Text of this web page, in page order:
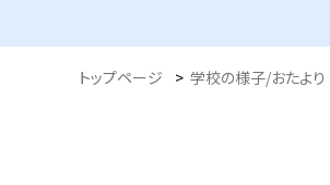
トップページ > 学校の様子/おたより